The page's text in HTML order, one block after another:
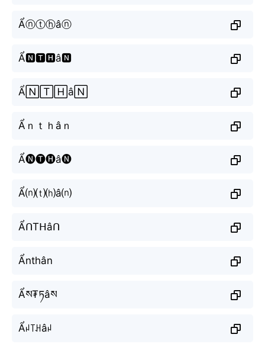
Ẩⓝⓣⓗâⓝ
Ẩ🅽🆃🅷â🅽
Ẩ🄽🅃🄷â🄽
Ẩｎｔｈâｎ
Ẩ🅝🅣🅗â🅝
Ẩ⒩⒯⒣â⒩
ẨᑎTᕼâᑎ
Ẩnthân
Ẩས₮ཏâས
Ẩꈤ꓄ꃅâꈤ